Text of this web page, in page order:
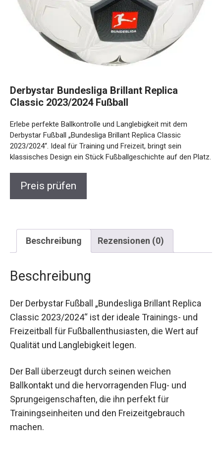
Classic 2023/2024 Fußball
Derbystar Fußball „Bundesliga Brillant Replica Classic
2023/2024“. Ideal für Training und Freizeit, bringt sein
klassisches Design ein Stück Fußballgeschichte auf den
Platz.
Preis prüfen
Beschreibung Rezensionen (0)
Beschreibung
Der Derbystar Fußball „Bundesliga Brillant Replica
Classic 2023/2024“ ist der ideale Trainings- und
Freizeitball für Fußballenthusiasten, die Wert auf
Qualität und Langlebigkeit legen.
Der Ball überzeugt durch seinen weichen
Ballkontakt und die hervorragenden Flug- und
Sprungeigenschaften, die ihn perfekt für
Trainingseinheiten und den Freizeitgebrauch
machen.